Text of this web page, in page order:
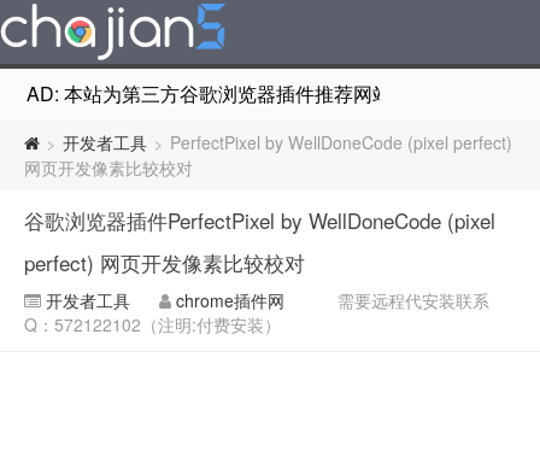
AD: 本站为第三方谷歌浏览器插件推荐网站，非Google
> 开发者工具 > PerfectPixel by WellDoneCode (pixel perfect)
网页开发像素比较校对
谷歌浏览器插件PerfectPixel by WellDoneCode (pixel
perfect) 网页开发像素比较校对
开发者工具 chrome插件网
需要远程代安装联系
Q：572122102（注明:付费安装）